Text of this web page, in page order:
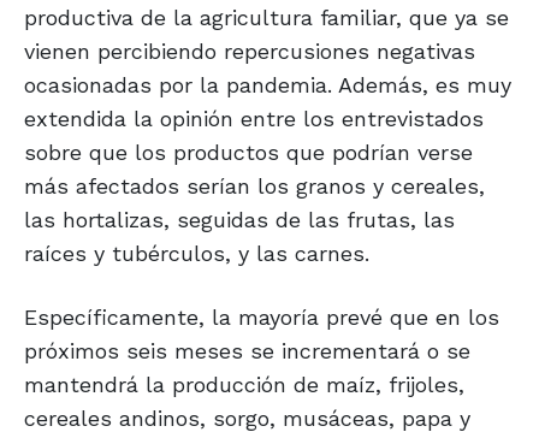
productiva de la agricultura familiar, que ya se
vienen percibiendo repercusiones negativas
ocasionadas por la pandemia. Además, es muy
extendida la opinión entre los entrevistados
sobre que los productos que podrían verse
más afectados serían los granos y cereales,
las hortalizas, seguidas de las frutas, las
raíces y tubérculos, y las carnes.
Específicamente, la mayoría prevé que en los
próximos seis meses se incrementará o se
mantendrá la producción de maíz, frijoles,
cereales andinos, sorgo, musáceas, papa y